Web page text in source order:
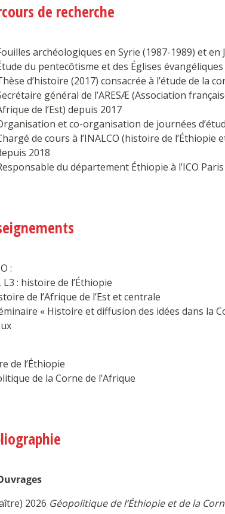
de recherche
archéologiques en Syrie (1987-1989) et en
du pentecôtisme et des Églises
d’histoire (2017) consacrée à l’étude de la
général de l’ARESÆ (Association
de l’Est) depuis 2017
et co-organisation de journées
de cours à l’INALCO (histoire de l’Éthiopie
2018
du département Éthiopie à l’ICO Paris
:
L3 : histoire de l’Éthiopie
de l’Afrique de l’Est et centrale
« Histoire et diffusion des idées dans la
de l’Éthiopie
de la Corne de l’Afrique
2026 Géopolitique de l’Éthiopie et de la